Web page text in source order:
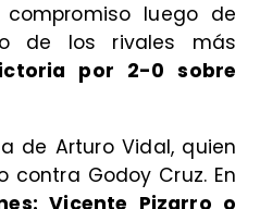
luego de
de los rivales más
por 2-0 sobre
de Arturo Vidal, quien
Godoy Cruz. En
Vicente Pizarro o